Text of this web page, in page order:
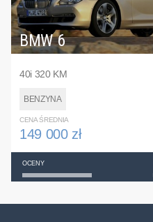
BMW 6
40i 320 KM
BENZYNA
CENA ŚREDNIA
149 000 zł
OCENY